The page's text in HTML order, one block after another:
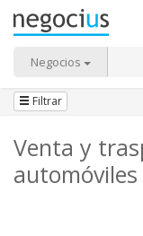
Negocios
Filtrar
Venta y
automóviles